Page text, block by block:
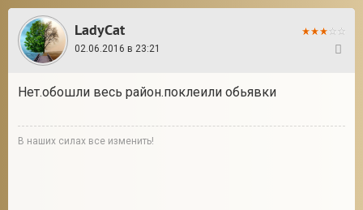
LadyCat
02.06.2016 в 23:21
Нет.обошли весь район.поклеили обьявки
В наших силах все изменить!